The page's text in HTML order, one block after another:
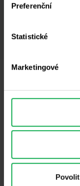
zpracovávány ve
Preferenční
Statistické
Marketingové
a propagačních
info@purple-
+420 228 884
Jsme